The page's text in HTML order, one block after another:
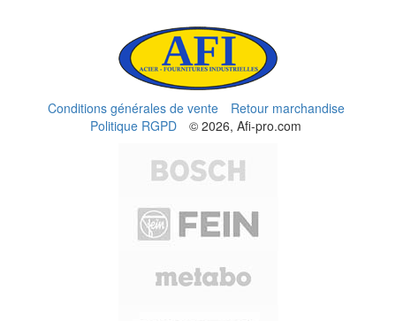
Conditions générales de vente
Retour marchandise
Politique RGPD
© 2026, Afi-pro.com